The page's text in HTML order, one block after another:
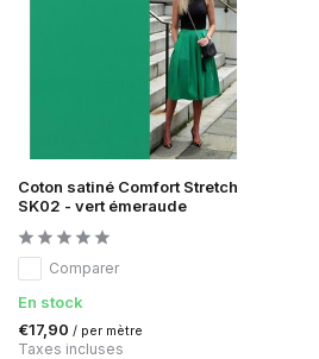
Coton satiné Comfort Stretch
SK02 - vert émeraude
Comparer
En stock
€17,90 / per mètre
Taxes incluses